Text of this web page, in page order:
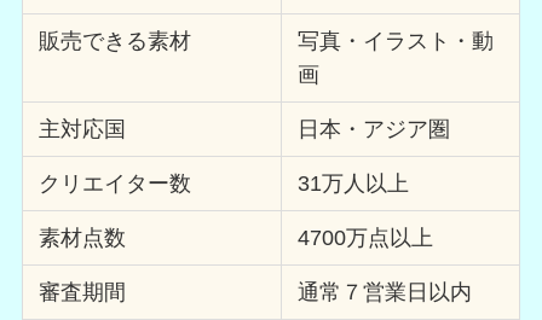
販売できる素材
写真・イラスト・動
画
主対応国 日本・アジア圏
クリエイター数 31万人以上
素材点数 4700万点以上
審査期間 通常７営業日以内